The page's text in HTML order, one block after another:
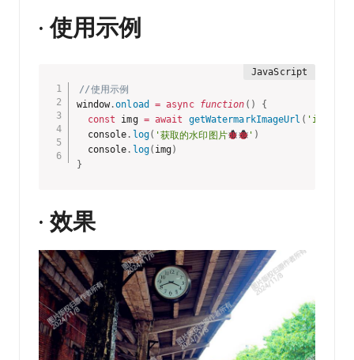
· 使用示例
//使用示例
window.onload = async function ( )
{
const img = await getWatermarkImageUrl (
  console
. log( '获取的水印图片 ' )
  console
. log( img)
}
· 效果